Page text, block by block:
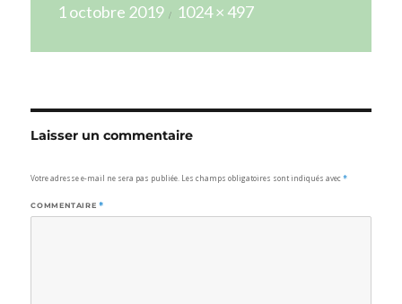
1 octobre 2019
réelle
1024 × 497
Laisser un commentaire
Votre adresse e-mail ne sera pas publiée. Les champs obligatoires sont indiqués avec*
COMMENTAIRE *